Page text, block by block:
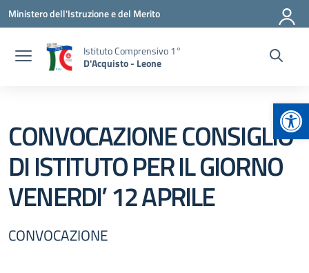
Vai ai contenuti
Vai al menu di navigazione
Vai al footer
Ministero dell'Istruzione e del Merito
Istituto Comprensivo 1°
D'Acquisto - Leone
CONVOCAZIONE CONSIGLIO
DI ISTITUTO PER IL GIORNO
VENERDI’ 12 APRILE
CONVOCAZIONE